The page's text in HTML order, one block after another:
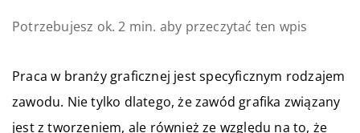
Potrzebujesz ok. 2 min. aby przeczytać ten wpis
Praca w branży graficznej jest specyficznym rodzajem
zawodu. Nie tylko dlatego, że zawód grafika związany
jest z tworzeniem, ale również ze względu na to, że